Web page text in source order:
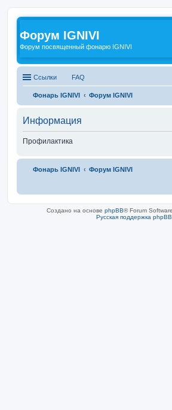
Форум IGNIVI
Форум посвященный фонарю IGNIVI
Ссылки FAQ
Фонарь IGNIVI Форум IGNIVI
Информация
Профилактика
Фонарь IGNIVI Форум IGNIVI
Создано на основе phpBB® Forum
Русская поддержка phpBB